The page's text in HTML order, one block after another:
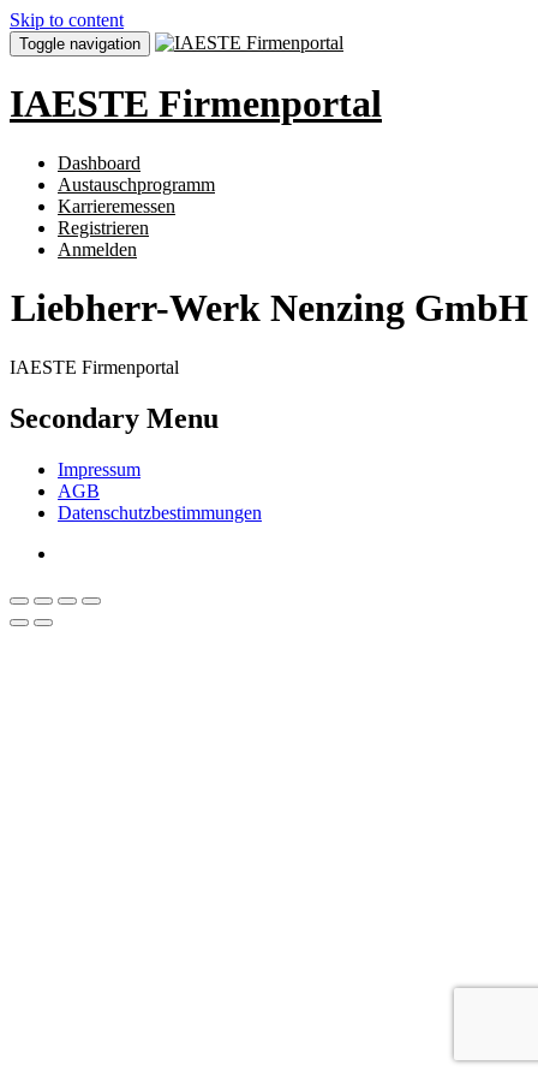
Skip to content
Toggle navigation
IAESTE Firmenportal
Dashboard
Austauschprogramm
Karrieremessen
Registrieren
Anmelden
Liebherr-Werk Nenzing GmbH
IAESTE Firmenportal
Secondary Menu
Impressum
AGB
Datenschutzbestimmungen